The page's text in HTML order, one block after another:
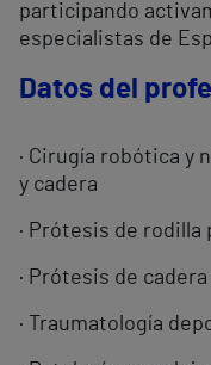
participando
especialistas de
Datos del
· Cirugía robótica y
y cadera
· Prótesis de
· Prótesis de
· Traumatología